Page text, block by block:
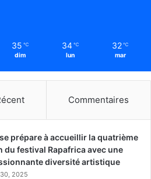
35 ℃
dim
34 ℃
lun
32 ℃
mar
Commentaires
prépare à accueillir la quatrième
du festival Rapafrica avec une
diversité artistique
2025